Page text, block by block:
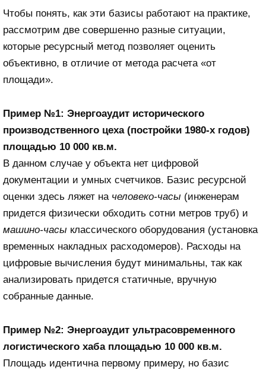
Чтобы понять, как эти базисы работают на практике,
рассмотрим две совершенно разные ситуации,
которые ресурсный метод позволяет оценить
объективно, в отличие от метода расчета «от
площади».
Пример №1: Энергоаудит исторического
производственного цеха (постройки 1980-х годов)
площадью 10 000 кв.м.
В данном случае у объекта нет цифровой
документации и умных счетчиков. Базис ресурсной
оценки здесь ляжет на человеко-часы (инженерам
придется физически обходить сотни метров труб) и
машино-часы классического оборудования (установка
временных накладных расходомеров). Расходы на
цифровые вычисления будут минимальны, так как
анализировать придется статичные, вручную
собранные данные.
Пример №2: Энергоаудит ультрасовременного
логистического хаба площадью 10 000 кв.м.
Площадь идентична первому примеру, но базис